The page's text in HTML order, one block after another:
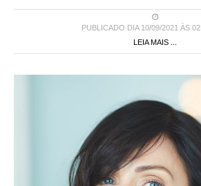
PUBLICADO DIA 10/09/2021 ÀS
LEIA MAIS ...